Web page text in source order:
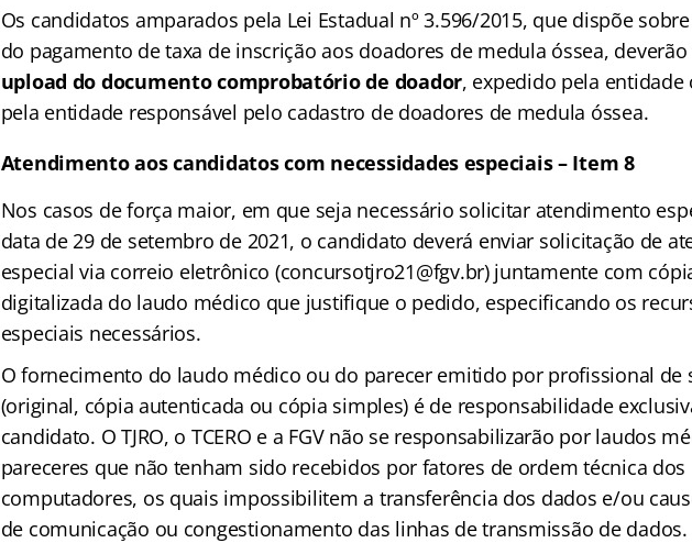
Os candidatos amparados pela Lei Estadual nº 3.596/2015, que dispõe
do pagamento de taxa de inscrição aos doadores de medula óssea, deverão
upload do documento comprobatório de doador, expedido pela entidade
pela entidade responsável pelo cadastro de doadores de medula óssea.
Atendimento aos candidatos com necessidades especiais – Item 8
Nos casos de força maior, em que seja necessário solicitar atendimento
data de 29 de setembro de 2021, o candidato deverá enviar solicitação de
especial via correio eletrônico (concursotjro21@fgv.br) juntamente com
digitalizada do laudo médico que justifique o pedido, especificando os
especiais necessários.
O fornecimento do laudo médico ou do parecer emitido por profissional de
(original, cópia autenticada ou cópia simples) é de responsabilidade
candidato. O TJRO, o TCERO e a FGV não se responsabilizarão por laudos
pareceres que não tenham sido recebidos por fatores de ordem técnica dos
computadores, os quais impossibilitem a transferência dos dados e/ou
de comunicação ou congestionamento das linhas de transmissão de dados.